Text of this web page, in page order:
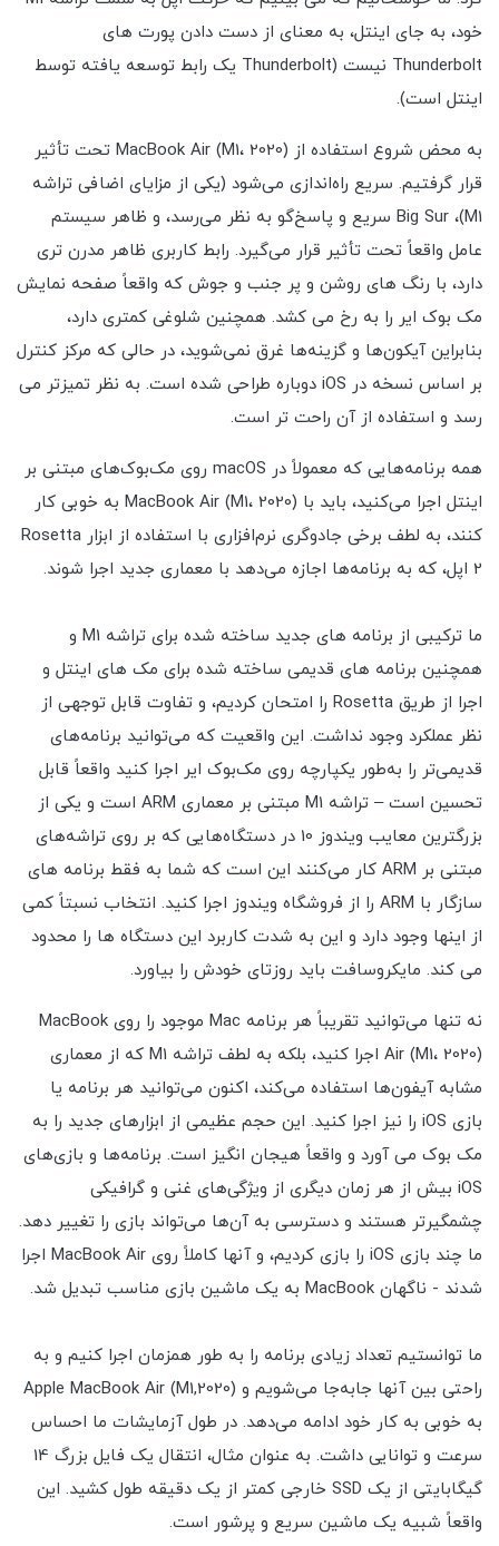
خود، به جای اینتل، به معنای از دست دادن پورت های
Thunderbolt نیست (Thunderbolt یک رابط توسعه یافته توسط
اینتل است).
به محض شروع استفاده از MacBook Air (M1، 2020) تحت تأثیر
قرار گرفتیم. سریع راه‌اندازی می‌شود (یکی از مزایای اضافی تراشه
M1)، Big Sur سریع و پاسخ‌گو به نظر می‌رسد، و ظاهر سیستم
عامل واقعاً تحت تأثیر قرار می‌گیرد. رابط کاربری ظاهر مدرن تری
دارد، با رنگ های روشن و پر جنب و جوش که واقعاً صفحه نمایش
مک بوک ایر را به رخ می کشد. همچنین شلوغی کمتری دارد،
بنابراین آیکون‌ها و گزینه‌ها غرق نمی‌شوید، در حالی که مرکز کنترل
بر اساس نسخه در iOS دوباره طراحی شده است. به نظر تمیزتر می
رسد و استفاده از آن راحت تر است.
همه برنامه‌هایی که معمولاً در macOS روی مک‌بوک‌های مبتنی بر
اینتل اجرا می‌کنید، باید با MacBook Air (M1، 2020) به خوبی کار
کنند، به لطف برخی جادوگری نرم‌افزاری با استفاده از ابزار Rosetta
2 اپل، که به برنامه‌ها اجازه می‌دهد با معماری جدید اجرا شوند.
ما ترکیبی از برنامه های جدید ساخته شده برای تراشه M1 و
همچنین برنامه های قدیمی ساخته شده برای مک های اینتل و
اجرا از طریق Rosetta را امتحان کردیم، و تفاوت قابل توجهی از
نظر عملکرد وجود نداشت. این واقعیت که می‌توانید برنامه‌های
قدیمی‌تر را به‌طور یکپارچه روی مک‌بوک ایر اجرا کنید واقعاً قابل
تحسین است – تراشه M1 مبتنی بر معماری ARM است و یکی از
بزرگترین معایب ویندوز 10 در دستگاه‌هایی که بر روی تراشه‌های
مبتنی بر ARM کار می‌کنند این است که شما به فقط برنامه های
سازگار با ARM را از فروشگاه ویندوز اجرا کنید. انتخاب نسبتاً کمی
از اینها وجود دارد و این به شدت کاربرد این دستگاه ها را محدود
می کند. مایکروسافت باید روزتای خودش را بیاورد.
نه تنها می‌توانید تقریباً هر برنامه Mac موجود را روی MacBook
Air (M1، 2020) اجرا کنید، بلکه به لطف تراشه M1 که از معماری
مشابه آیفون‌ها استفاده می‌کند، اکنون می‌توانید هر برنامه یا
بازی iOS را نیز اجرا کنید. این حجم عظیمی از ابزارهای جدید را به
مک بوک می آورد و واقعاً هیجان انگیز است. برنامه‌ها و بازی‌های
iOS بیش از هر زمان دیگری از ویژگی‌های غنی و گرافیکی
چشمگیرتر هستند و دسترسی به آن‌ها می‌تواند بازی را تغییر دهد.
ما چند بازی iOS را بازی کردیم، و آنها کاملاً روی MacBook Air اجرا
شدند - ناگهان MacBook به یک ماشین بازی مناسب تبدیل شد.
ما توانستیم تعداد زیادی برنامه را به طور همزمان اجرا کنیم و به
راحتی بین آنها جابه‌جا می‌شویم و Apple MacBook Air (M1,2020)
به خوبی به کار خود ادامه می‌دهد. در طول آزمایشات ما احساس
سرعت و توانایی داشت. به عنوان مثال، انتقال یک فایل بزرگ 14
گیگابایتی از یک SSD خارجی کمتر از یک دقیقه طول کشید. این
واقعاً شبیه یک ماشین سریع و پرشور است.